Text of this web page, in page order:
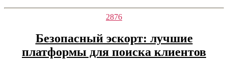
Categorías
2876
Безопасный эскорт: лучшие
платформы для поиска клиентов